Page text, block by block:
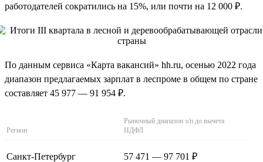
работодателей сократились на 15%, или почти на 12 000 ₽.
По данным сервиса «Карта вакансий» hh.ru, осенью 2022 года
диапазон предлагаемых зарплат в леспроме в общем по стране
составляет 45 977 — 91 954 ₽.
Регион
Рыночный диапазон з/п до вычета
НДФЛ
Санкт-Петербург 57 471 — 97 701 ₽